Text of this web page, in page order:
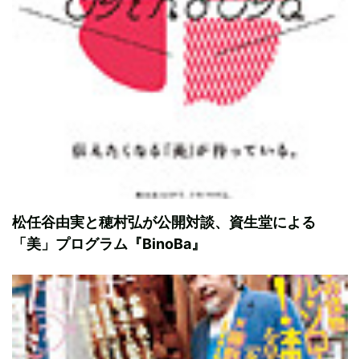
松任谷由実と穂村弘が公開対談、資生堂による
「美」プログラム『BinoBa』